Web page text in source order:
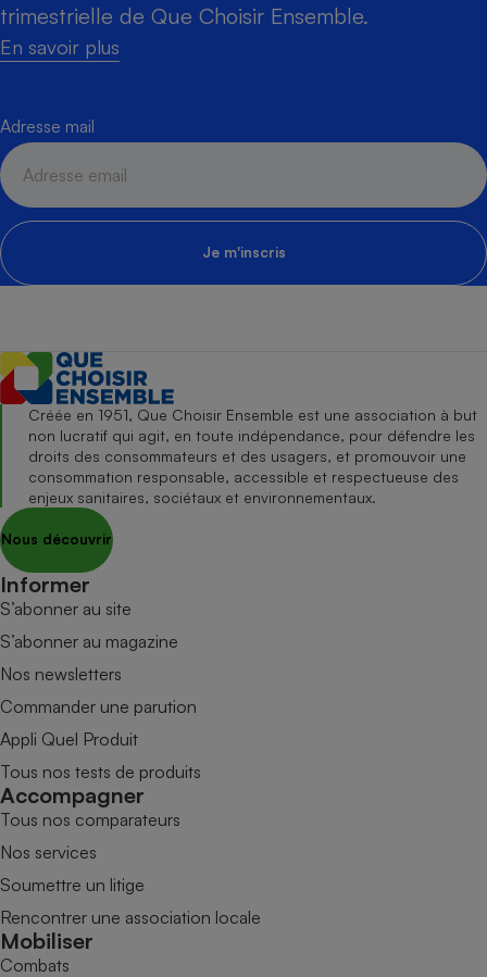
trimestrielle de Que Choisir Ensemble.
En savoir plus
Adresse mail
Je m'inscris
Créée en 1951, Que Choisir Ensemble est une association à but
non lucratif qui agit, en toute indépendance, pour défendre les
droits des consommateurs et des usagers, et promouvoir une
consommation responsable, accessible et respectueuse des
enjeux sanitaires, sociétaux et environnementaux.
Nous découvrir
Informer
S’abonner au site
S’abonner au magazine
Nos newsletters
Commander une parution
Appli Quel Produit
Tous nos tests de produits
Accompagner
Tous nos comparateurs
Nos services
Soumettre un litige
Rencontrer une association locale
Mobiliser
Combats